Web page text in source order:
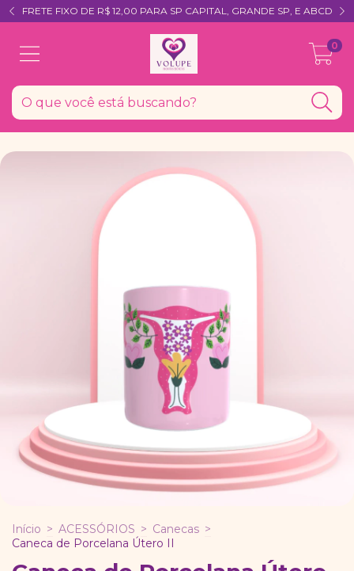
FRETE FIXO DE R$ 12,00 PARA SP CAPITAL, GRANDE SP, E ABCD
0
Início > ACESSÓRIOS > Canecas >
Caneca de Porcelana Útero II